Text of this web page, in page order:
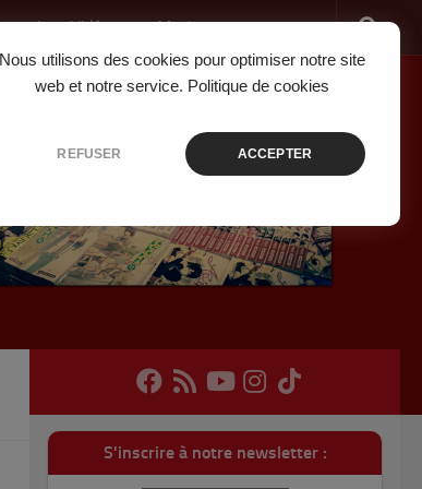
Nous utilisons des cookies pour optimiser notre site
web et notre service. Politique de cookies
REFUSER ACCEPTER
Jeux Vidéo Musique
S'inscrire à notre newsletter :